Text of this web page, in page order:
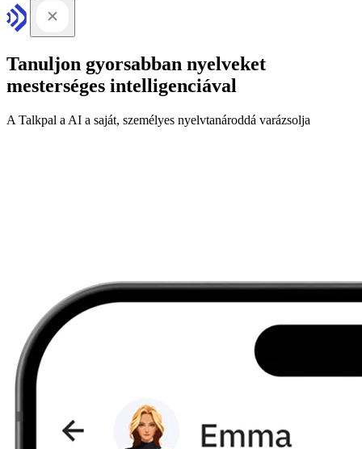
Tanuljon gyorsabban nyelveket
mesterséges intelligenciával
A Talkpal a AI a saját, személyes nyelvtanároddá varázsolja